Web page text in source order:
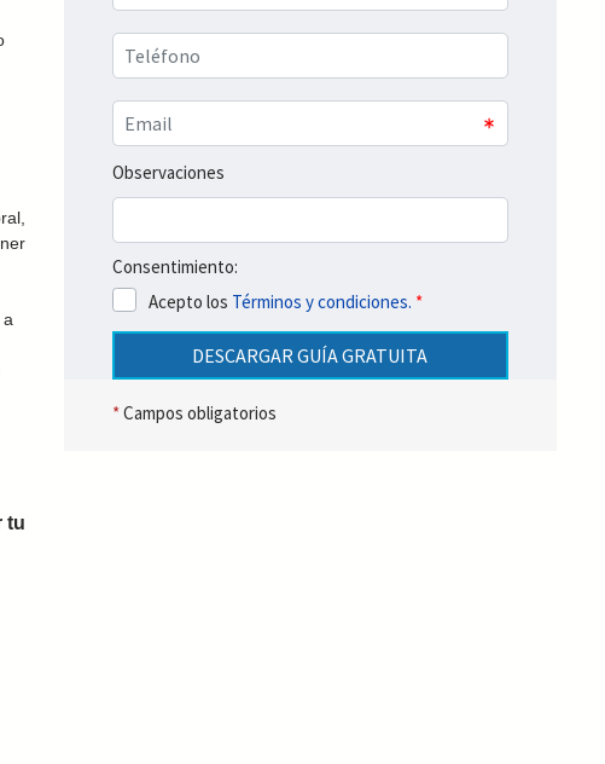
tu
Observaciones
Consentimiento:
Acepto los Términos y condiciones. *
DESCARGAR GUÍA GRATUITA
*Campos obligatorios